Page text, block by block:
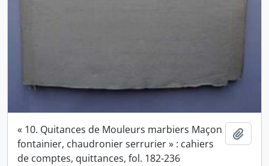
« 10. Quitances de Mouleurs marbiers Maçon
fontainier, chaudronier serrurier » : cahiers
de comptes, quittances, fol. 182-236